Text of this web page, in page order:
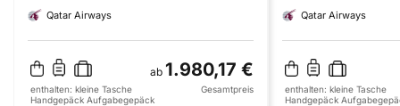
Qatar Airways
ab 1.980,17 €
enthalten: kleine Tasche
Handgepäck Aufgabegepäck
Gesamtpreis
Qatar Airways
enthalten: kleine Tasche
Handgepäck